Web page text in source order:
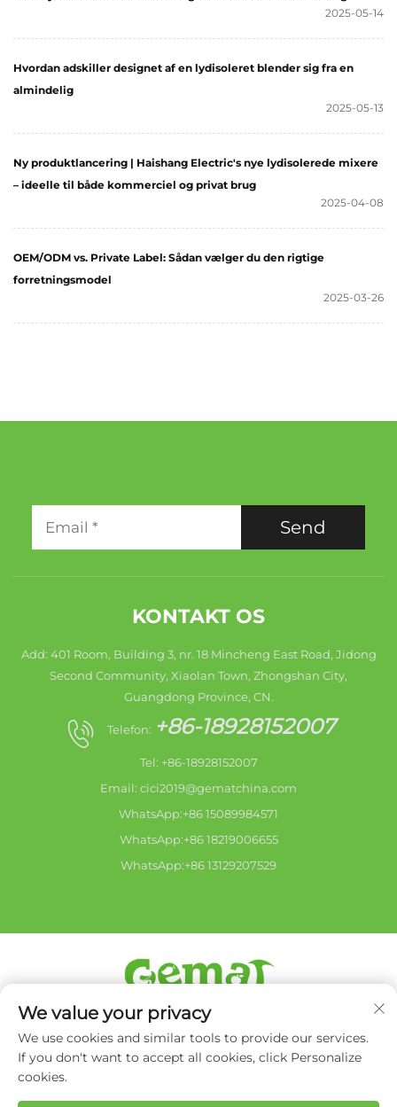
2025-05-14
Hvordan adskiller designet af en lydisoleret blender sig fra en
almindelig
2025-05-13
Ny produktlancering | Haishang Electric's nye lydisolerede mixere
– ideelle til både kommerciel og privat brug
2025-04-08
OEM/ODM vs. Private Label: Sådan vælger du den rigtige
forretningsmodel
2025-03-26
Send
KONTAKT OS
Add: 401 Room, Building 3, nr. 18 Mincheng East Road, Jidong
Second Community, Xiaolan Town, Zhongshan City,
Guangdong Province, CN.
Telefon: +86-18928152007
Tel: +86-18928152007
Email: cici2019@gematchina.com
WhatsApp:+86 15089984571
WhatsApp:+86 18219006655
WhatsApp:+86 13129207529
Copyright © 2026 Zhongshan city HaiShang Electric
Appliances Co,. Ltd. Alle rettigheder forbeholdes. -
Privatlivspolitik
We value your privacy
We use cookies and similar tools to provide our services.
If you don't want to accept all cookies, click Personalize
cookies.